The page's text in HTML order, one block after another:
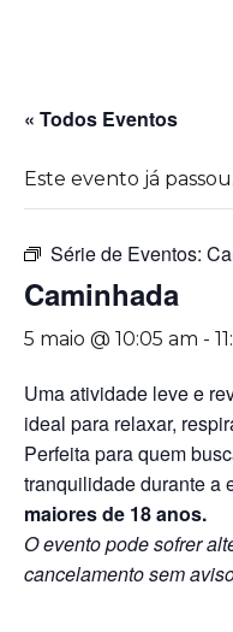
« Todos Eventos
Este evento já passou.
Série de Eventos:
Caminhada
5 maio @ 10:05 am -
Uma atividade leve e
ideal para relaxar,
Perfeita para quem
tranquilidade durante a
maiores de 18 anos.
O evento pode sofrer
cancelamento sem